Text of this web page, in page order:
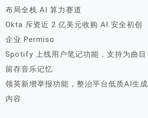
布局全栈 AI 算力赛道
Okta 斥资近 2 亿美元收购 AI 安全初创
企业 Permiso
Spotify 上线用户笔记功能，支持为曲目
留存音乐记忆
领英新增举报功能，整治平台低质AI生成
内容